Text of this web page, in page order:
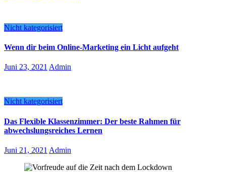
Nicht kategorisiert
Wenn dir beim Online-Marketing ein Licht aufgeht
Juni 23, 2021 Admin
Nicht kategorisiert
Das Flexible Klassenzimmer: Der beste Rahmen für
abwechslungsreiches Lernen
Juni 21, 2021 Admin